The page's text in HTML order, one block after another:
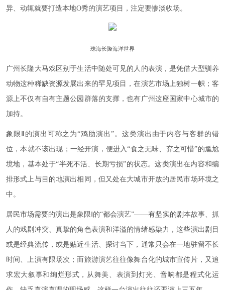
异、动辄就要打造本地O秀的演艺项目，注定要惨淡收场。
珠海长隆海洋世界
广州长隆大马戏区别于生活中随处可见的人的表演，是凭借大型驯养
动物这种稀缺资源发展出来的罕见项目，在演艺市场上独树一帜；客
源上不仅有自有主题公园群落的支撑，也有广州这座国家中心城市的
加持。
象限Ⅱ的演出可称之为“鸡肋演出”。这类演出由于内容与客群的错
位，本就不该出现；一经开演，便进入“食之无味、弃之可惜”的尴尬
境地，基本处于“半死不活、长期亏损”的状态。这类演出在内容和编
排形式上与目的地演出相同，但又处在大城市开放的居民市场环境之
中。
居民市场需要的演出是象限Ⅰ的“都会演艺”——有坚实的剧本故事、抓
人的戏剧冲突、真挚的角色表演和洋溢的情绪感染力，这些演出剧目
或是经典流传，或是贴近生活、探讨当下，通常只会在一地驻留不长
时间、上演有限场次；而旅游演艺往往像舞台化的城市宣传片，又追
求宏大叙事和绚烂形式，从舞美、表演到灯光、音响都是程式化运